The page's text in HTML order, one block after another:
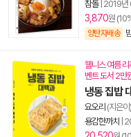
참돌| 2019년
3,870원
양탄자배송
웰니스 여름 리
벤트 도서 2만
냉동 집밥
요오리 (지은이),
용감한까치